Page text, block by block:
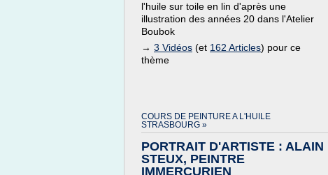
l'huile sur toile en lin d'après une
illustration des années 20 dans l'Atelier
Boubok
→ 3 Vidéos (et 162 Articles) pour ce
thème
COURS DE PEINTURE A L'HUILE
STRASBOURG »
PORTRAIT D'ARTISTE : ALAIN
STEUX, PEINTRE
IMMERCURIEN